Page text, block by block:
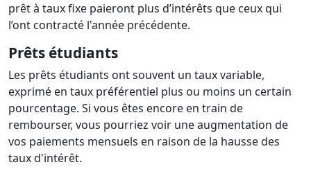
prêt à taux fixe paieront plus d’intérêts que ceux qui
l’ont contracté l'année précédente.
Prêts étudiants
Les prêts étudiants ont souvent un taux variable,
exprimé en taux préférentiel plus ou moins un certain
pourcentage. Si vous êtes encore en train de
rembourser, vous pourriez voir une augmentation de
vos paiements mensuels en raison de la hausse des
taux d'intérêt.